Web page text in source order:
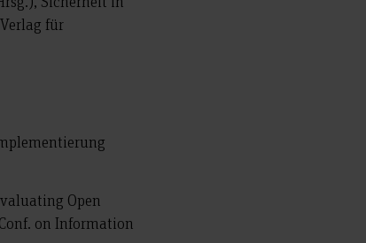
für
Open
on Information